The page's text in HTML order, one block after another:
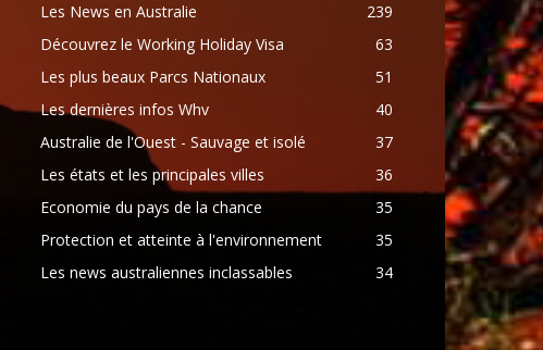
Les News en Australie
239
Découvrez le Working Holiday Visa
63
Les plus beaux Parcs Nationaux
51
Les dernières infos Whv
40
Australie de l'Ouest - Sauvage et isolé
37
Les états et les principales villes
36
Economie du pays de la chance
35
Protection et atteinte à l'environnement
35
Les news australiennes inclassables
34